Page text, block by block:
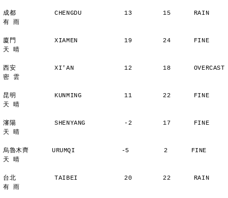
成都          CHENGDU           13        15      RAIN
有 雨
廈門          XIAMEN            19        24      FINE
天 晴
西安          XI'AN             12        18      OVERCAST
密 雲
昆明          KUNMING           11        22      FINE
天 晴
瀋陽          SHENYANG          -2        17      FINE
天 晴
烏魯木齊      URUMQI            -5         2      FINE
天 晴
台北          TAIBEI            20        22      RAIN
有 雨